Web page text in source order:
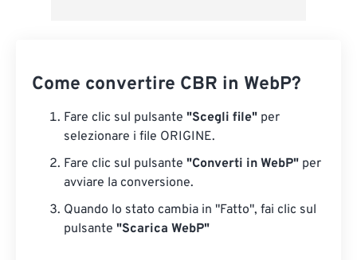
Come convertire CBR in WebP?
Fare clic sul pulsante "Scegli file" per
selezionare i file ORIGINE.
Fare clic sul pulsante "Converti in WebP" per
avviare la conversione.
Quando lo stato cambia in "Fatto", fai clic sul
pulsante "Scarica WebP"